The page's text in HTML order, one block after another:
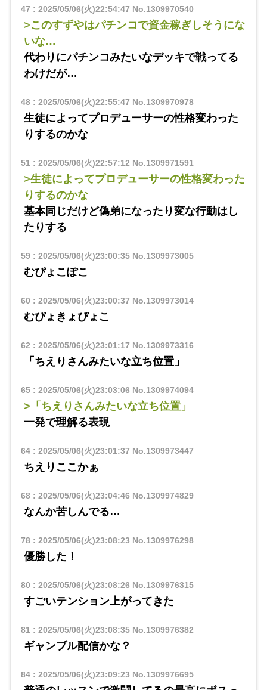
47 : 2025/05/06(火)22:54:47 No.1309970540
>このすずやはパチンコで資金稼ぎしそうにな
いな…
代わりにパチンコみたいなデッキで戦ってる
わけだが…
48: 2025/05/06(火)22:55:47 No.1309970978
生徒によってプロデューサーの性格変わった
りするのかな
51: 2025/05/06(火)22:57:12 No.1309971591
>生徒によってプロデューサーの性格変わった
りするのかな
基本同じだけど偽弟になったり変な行動はし
たりする
59: 2025/05/06(火)23:00:35No.1309973005
むぴょこぽこ
60 : 2025/05/06(火)23:00:37 No.1309973014
むぴょきょぴょこ
62 : 2025/05/06(火)23:01:17 No.1309973316
「ちえりさんみたいな立ち位置」
65: 2025/05/06(火)23:03:06 No.1309974094
>「ちえりさんみたいな立ち位置」
一発で理解る表現
64: 2025/05/06(火)23:01:37 No.1309973447
ちえりここかぁ
68: 2025/05/06(火)23:04:46 No.1309974829
なんか苦しんでる…
78: 2025/05/06(火)23:08:23 No.1309976298
優勝した！
80 : 2025/05/06(火)23:08:26 No.1309976315
すごいテンション上がってきた
81: 2025/05/06(火)23:08:35No.1309976382
ギャンブル配信かな？
84: 2025/05/06(火)23:09:23 No.1309976695